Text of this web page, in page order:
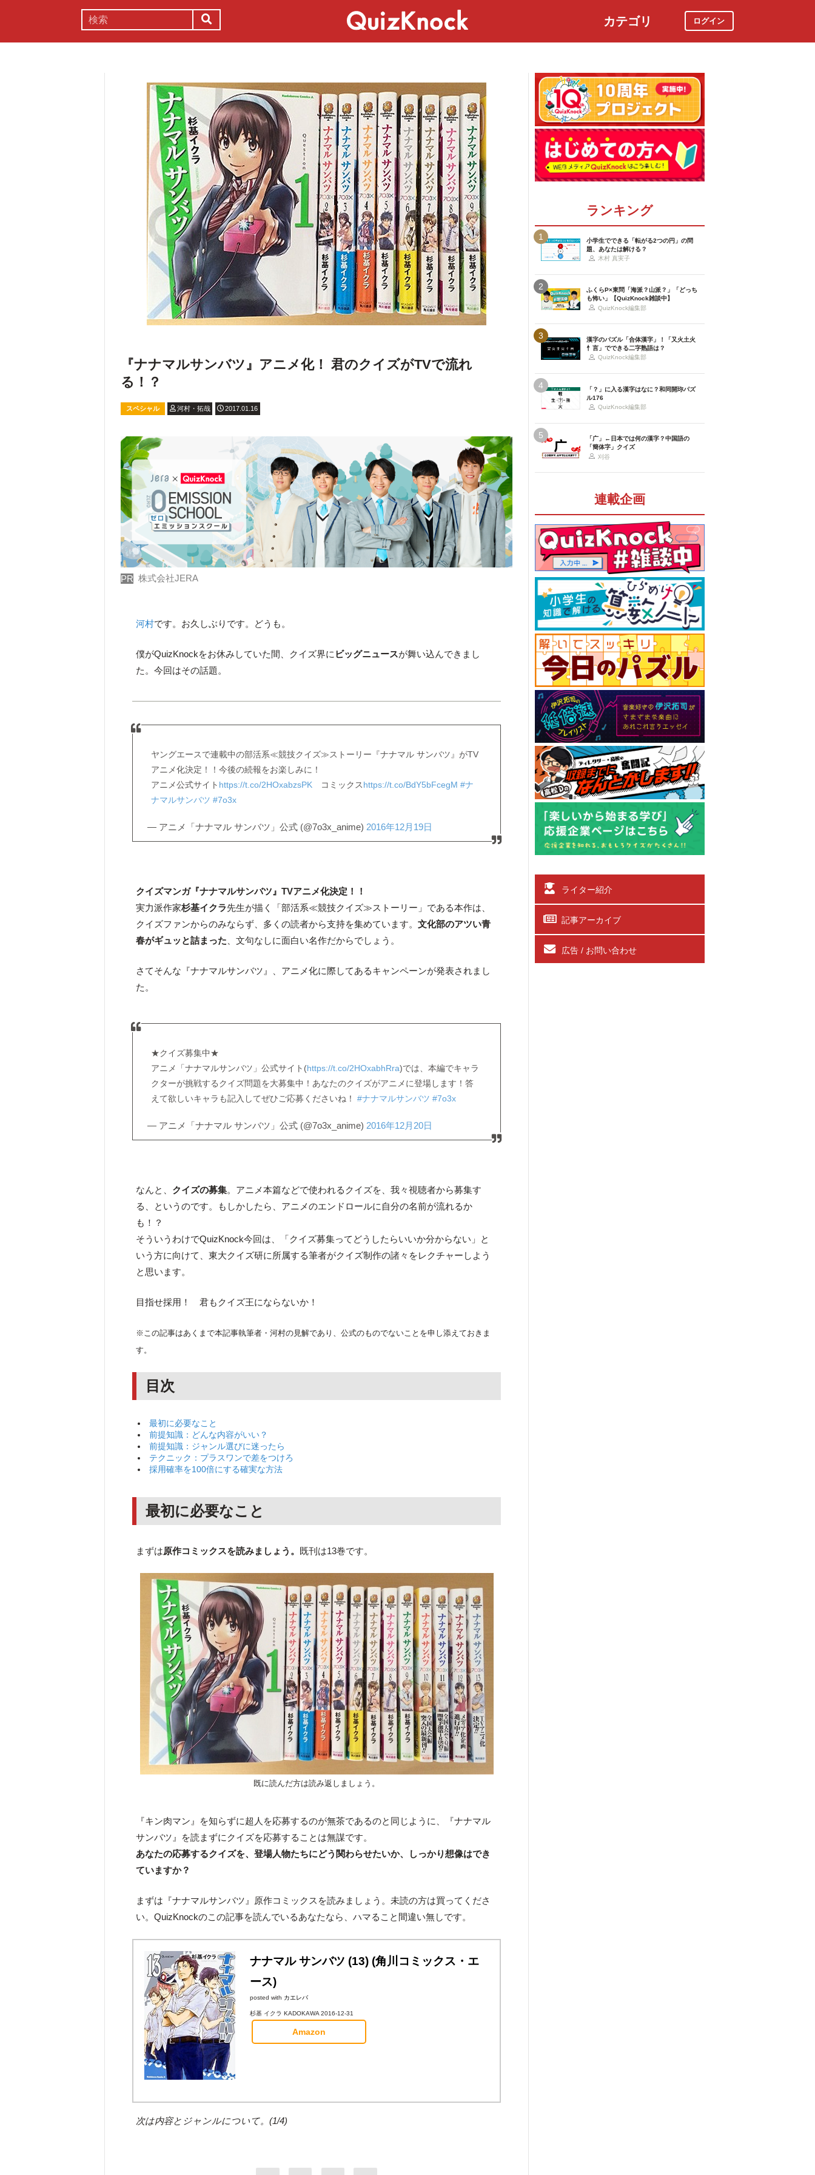
カテゴリ ログイン
『ナナマルサンバツ』アニメ化！ 君のクイズがTVで流れ
る！？
スペシャル 河村・拓哉 2017.01.16
PR 株式会社JERA
河村です。お久しぶりです。どうも。
僕がQuizKnockをお休みしていた間、クイズ界に ビッグニュースが舞い込んできまし
た。今回はその話題。
ヤングエースで連載中の部活系≪競技クイズ≫ストーリー『ナナマル サンバツ』がTV
アニメ化決定！！今後の続報をお楽しみに！
アニメ公式サイト https://t.co/2HOxabzsPK コミックスhttps://t.co/BdY5bFcegM #ナ
ナマルサンバツ #7o3x
— アニメ「ナナマル サンバツ」公式 (@7o3x_anime) 2016年12月19日
クイズマンガ『ナナマルサンバツ』TVアニメ化決定！！
実力派作家杉基イクラ先生が描く「部活系≪競技クイズ≫ストーリー」である本作は、
クイズファンからのみならず、多くの読者から支持を集めています。文化部のアツい青
春がギュッと詰まった 、文句なしに面白い名作だからでしょう。
さてそんな『ナナマルサンバツ』、アニメ化に際してあるキャンペーンが発表されまし
た。
★クイズ募集中★
アニメ「ナナマルサンバツ」公式サイト(https://t.co/2HOxabhRra)では、本編でキャラ
クターが挑戦するクイズ問題を大募集中！あなたのクイズがアニメに登場します！答
えて欲しいキャラも記入してぜひご応募くださいね！#ナナマルサンバツ #7o3x
— アニメ「ナナマル サンバツ」公式 (@7o3x_anime) 2016年12月20日
なんと、 クイズの募集。アニメ本篇などで使われるクイズを、我々視聴者から募集す
る、というのです。もしかしたら、アニメのエンドロールに自分の名前が流れるか
も！？
そういうわけでQuizKnock今回は、「クイズ募集ってどうしたらいいか分からない」と
いう方に向けて、東大クイズ研に所属する筆者がクイズ制作の諸々をレクチャーしよう
と思います。
目指せ採用！ 君もクイズ王にならないか！
※この記事はあくまで本記事執筆者・河村の見解であり、公式のものでないことを申し添えておきま
す。
目次
最初に必要なこと
前提知識：どんな内容がいい？
前提知識：ジャンル選びに迷ったら
テクニック：プラスワンで差をつけろ
採用確率を100倍にする確実な方法
最初に必要なこと
まずは原作コミックスを読みましょう。 既刊は13巻です。
既に読んだ方は読み返しましょう。
『キン肉マン』を知らずに超人を応募するのが無茶であるのと同じように、『ナナマル
サンバツ』を読まずにクイズを応募することは無謀です。
あなたの応募するクイズを、登場人物たちにどう関わらせたいか、しっかり想像はでき
ていますか？
まずは『ナナマルサンバツ』原作コミックスを読みましょう。未読の方は買ってくださ
い。QuizKnockのこの記事を読んでいるあなたなら、ハマること間違い無しです。
ナナマル サンバツ (13) (角川コミックス・エ
ース)
posted with カエレバ
杉基 イクラ KADOKAWA 2016-12-31
Amazon
次は内容とジャンルについて。(1/4)
ランキング
1
小学生でできる「転がる2つの円」の問
題、あなたは解ける？
木村 真実子
2
ふくらP×東問「海派？山派？」「どっち
も怖い」【QuizKnock雑談中】
QuizKnock編集部
3
漢字のパズル「合体漢字」！「又火土火
忄言」でできる二字熟語は？
QuizKnock編集部
4
「？」に入る漢字はなに？和同開珎パズ
ル176
QuizKnock編集部
5
「广」←日本では何の漢字？中国語の
「簡体字」クイズ
刈谷
連載企画
ライター紹介
記事アーカイブ
広告 / お問い合わせ